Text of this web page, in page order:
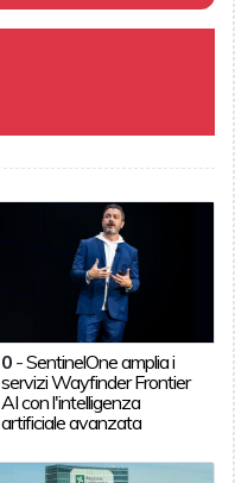
0 -SentinelOne amplia i
servizi Wayfinder Frontier
AI con l'intelligenza
artificiale avanzata